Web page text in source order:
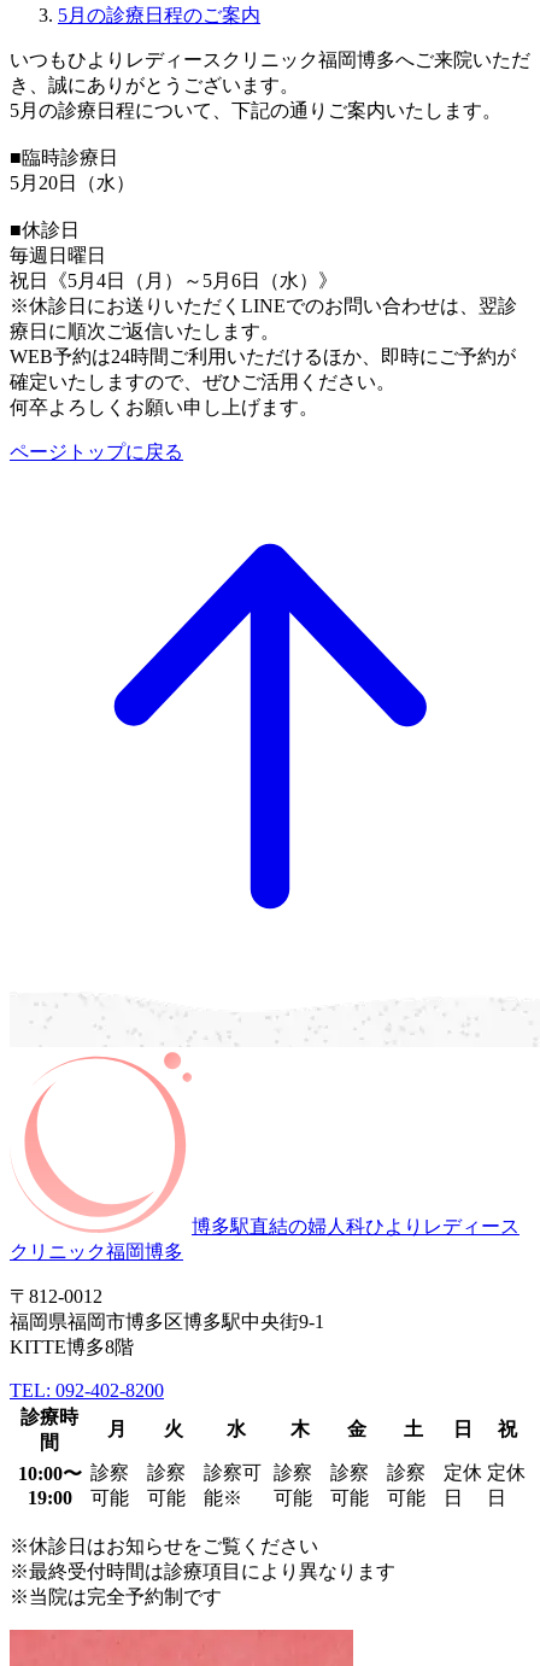
5月の診療日程のご案内
いつもひよりレディースクリニック福岡博多へご来院いただ
き、誠にありがとうございます。
5月の診療日程について、下記の通りご案内いたします。
■臨時診療日
5月20日（水）
■休診日
毎週日曜日
祝日《5月4日（月）～5月6日（水）》
※休診日にお送りいただくLINEでのお問い合わせは、翌診
療日に順次ご返信いたします。
WEB予約は24時間ご利用いただけるほか、即時にご予約が
確定いたしますので、ぜひご活用ください。
何卒よろしくお願い申し上げます。
ページトップに戻る
博多駅直結の婦人科ひよりレディース
クリニック福岡博多
〒812-0012
福岡県福岡市博多区博多駅中央街9-1
KITTE博多8階
TEL: 092-402-8200
診療時
間
月 火 水 木 金 土 日 祝
10:00〜
19:00
診察
可能
診察
可能
診察可
能※
診察
可能
診察
可能
診察
可能
定休
日
定休
日
※休診日はお知らせをご覧ください
※最終受付時間は診療項目により異なります
※当院は完全予約制です